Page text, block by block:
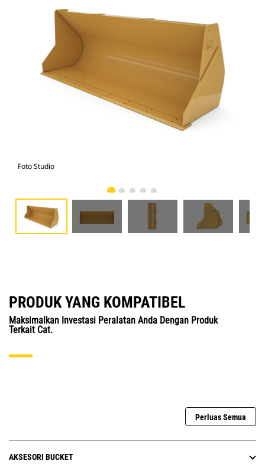
Foto Studio
PRODUK YANG KOMPATIBEL
Maksimalkan Investasi Peralatan Anda Dengan Produk
Terkait Cat.
Perluas Semua
AKSESORI BUCKET